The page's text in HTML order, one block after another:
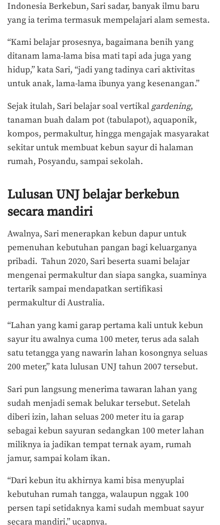
Indonesia Berkebun, Sari sadar, banyak ilmu baru
yang ia terima termasuk mempelajari alam semesta.
“Kami belajar prosesnya, bagaimana benih yang
ditanam lama-lama bisa mati tapi ada juga yang
hidup,” kata Sari, “jadi yang tadinya cari aktivitas
untuk anak, lama-lama ibunya yang kesenangan.”
Sejak itulah, Sari belajar soal vertikal gardening,
tanaman buah dalam pot (tabulapot), aquaponik,
kompos, permakultur, hingga mengajak masyarakat
sekitar untuk membuat kebun sayur di halaman
rumah, Posyandu, sampai sekolah.
Lulusan UNJ belajar berkebun
secara mandiri
Awalnya, Sari menerapkan kebun dapur untuk
pemenuhan kebutuhan pangan bagi keluarganya
pribadi. Tahun 2020, Sari beserta suami belajar
mengenai permakultur dan siapa sangka, suaminya
tertarik sampai mendapatkan sertifikasi
permakultur di Australia.
“Lahan yang kami garap pertama kali untuk kebun
sayur itu awalnya cuma 100 meter, terus ada salah
satu tetangga yang nawarin lahan kosongnya seluas
200 meter,” kata lulusan UNJ tahun 2007 tersebut.
Sari pun langsung menerima tawaran lahan yang
sudah menjadi semak belukar tersebut. Setelah
diberi izin, lahan seluas 200 meter itu ia garap
sebagai kebun sayuran sedangkan 100 meter lahan
miliknya ia jadikan tempat ternak ayam, rumah
jamur, sampai kolam ikan.
“Dari kebun itu akhirnya kami bisa menyuplai
kebutuhan rumah tangga, walaupun nggak 100
persen tapi setidaknya kami sudah membuat sayur
secara mandiri,” ucapnya.